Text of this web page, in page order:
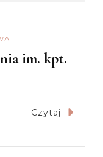
im. kpt.
Czytaj